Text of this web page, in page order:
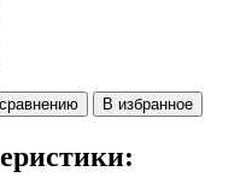
В избранное